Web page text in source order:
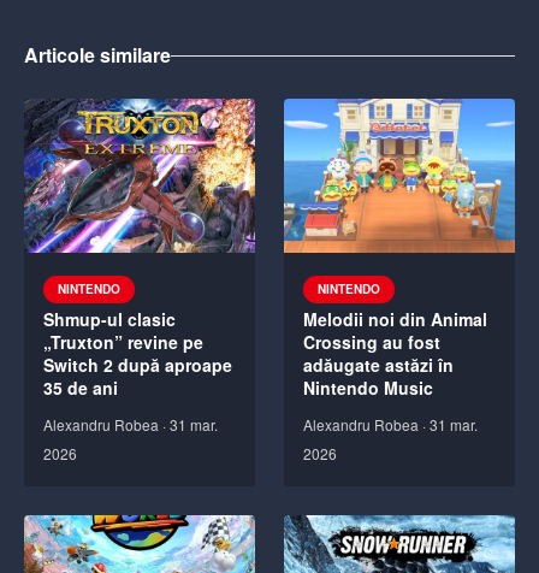
Articole similare
NINTENDO
Shmup-ul clasic
„Truxton” revine pe
Switch 2 după aproape
35 de ani
Alexandru Robea ·31 mar.
2026
NINTENDO
Melodii noi din Animal
Crossing au fost
adăugate astăzi în
Nintendo Music
Alexandru Robea ·31 mar.
2026